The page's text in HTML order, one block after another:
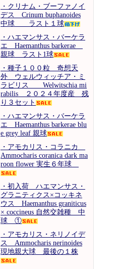
・クリナム・ブーファノイ
デス Crinum buphanoides
中球 ラスト１球
・ハエマンサス・バーケラ
エ Haemanthus barkerae
親球 ラスト1球
・種子１００粒 奇想天
外 ウェルウィッチア・ミ
ラビリス Welwitschia mi
rabilis ２０２４年度産 残
り３セット
・ハエマンサス・バーケラ
エ Haemanthus barkerae blu
e grey leaf 親球
・アモカリス・コラニカ
Ammocharis coranica dark ma
roon flower 実生６年球
・初入荷 ハエマンサス・
グラニティクス×コッキネ
ウス Haemanthus graniticus
× coccineus 自然交雑種 中
球 ①
・アモカリス・ネリノイデ
ス Ammocharis nerinoides
現地親大球 最後の１株